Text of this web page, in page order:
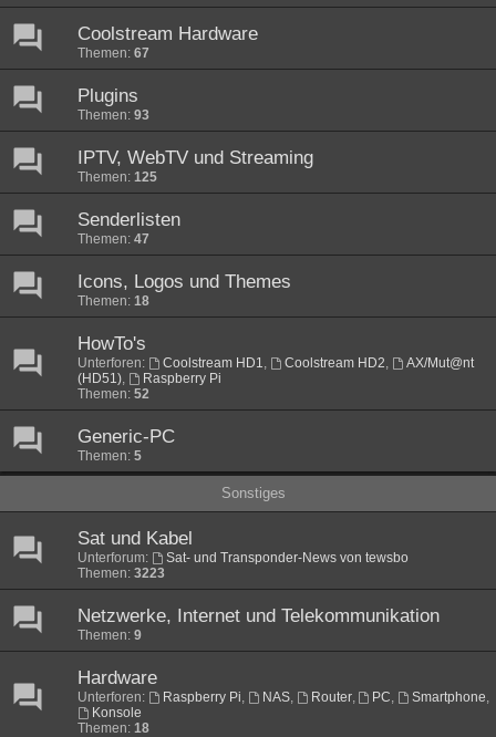
Coolstream Hardware
Themen: 67
Plugins
Themen: 93
IPTV, WebTV und Streaming
Themen: 125
Senderlisten
Themen: 47
Icons, Logos und Themes
Themen: 18
HowTo's
Unterforen: Coolstream HD1, Coolstream HD2,
AX/Mut@nt
(HD51),
Raspberry Pi
Themen: 52
Generic-PC
Themen: 5
Sonstiges
Sat und Kabel
Unterforum:
Sat- und Transponder-News von tewsbo
Themen: 3223
Netzwerke, Internet und Telekommunikation
Themen: 9
Hardware
Unterforen: Raspberry Pi, NAS, Router, PC, Smartphone,
Konsole
Themen: 18